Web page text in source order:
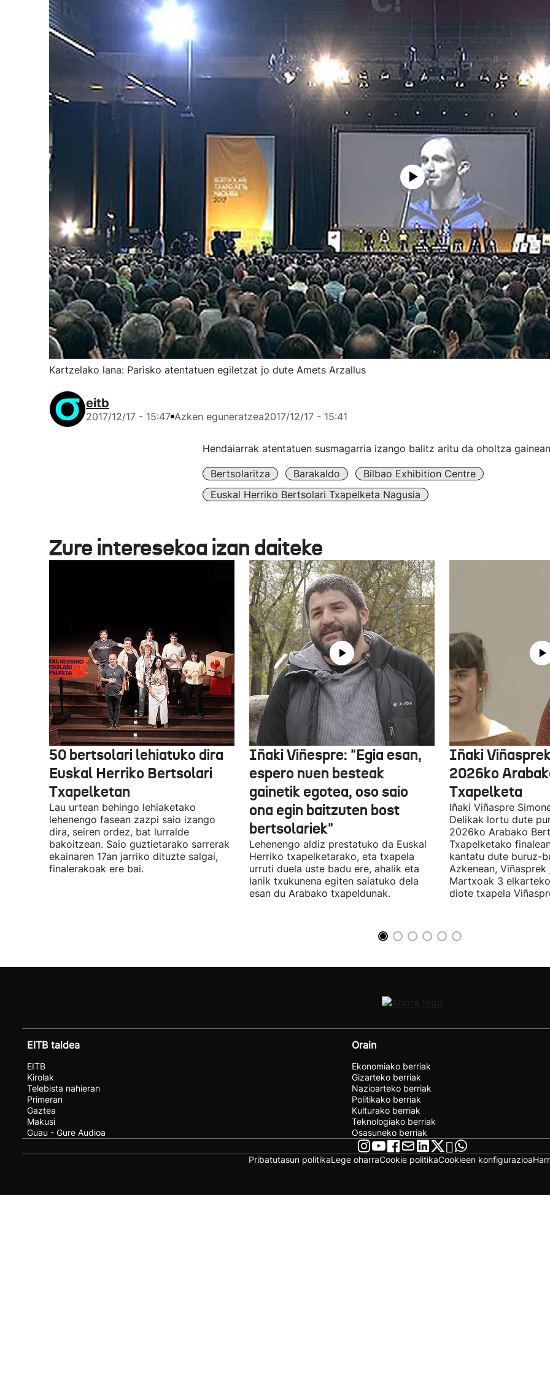
Kartzelako lana: Parisko atentatuen egiletzat jo dute Amets Arzallus
eitb
2017/12/17 - 15:47 Azken eguneratzea2017/12/17 - 15:41
Hendaiarrak atentatuen susmagarria izango balitz aritu da oholtza
Bertsolaritza Barakaldo
Bilbao Exhibition Centre
Euskal Herriko Bertsolari Txapelketa Nagusia
Zure interesekoa izan daiteke
50 bertsolari lehiatuko dira
Euskal Herriko Bertsolari
Txapelketan
Lau urtean behingo lehiaketako
lehenengo fasean zazpi saio izango
dira, seiren ordez, bat lurralde
bakoitzean. Saio guztietarako sarrerak
ekainaren 17an jarriko dituzte salgai,
finalerakoak ere bai.
Iñaki Viñespre: "Egia esan,
espero nuen besteak
gainetik egotea, oso saio
ona egin baitzuten bost
bertsolariek"
Lehenengo aldiz prestatuko da Euskal
Herriko txapelketarako, eta txapela
urruti duela uste badu ere, ahalik eta
lanik txukunena egiten saiatuko dela
esan du Arabako txapeldunak.
Iñaki
2026ko
Txapelketa
Iñaki Viñaspre
Delikak lortu dute
2026ko Arabako
Txapelketako
kantatu dute buruz-
Azkenean,
Martxoak 3
diote txapela
EITB taldea
EITB
Kirolak
Telebista nahieran
Primeran
Gaztea
Makusi
Guau - Gure Audioa
Orain
Ekonomiako berriak
Gizarteko berriak
Nazioarteko berriak
Politikako berriak
Kulturako berriak
Teknologiako berriak
Osasuneko berriak
Pribatutasun politikaLege oharraCookie politikaCookieen konfigurazioa